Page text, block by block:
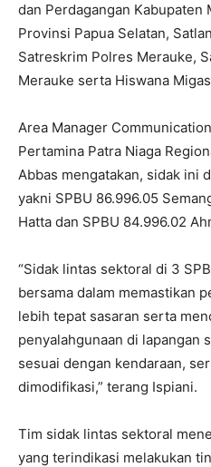
dan Perdagangan Kabupaten
Provinsi Papua Selatan,
Satreskrim Polres Merauke,
Merauke serta Hiswana
Area Manager
Pertamina Patra Niaga
Abbas mengatakan, sidak ini
yakni SPBU 86.996.05
Hatta dan SPBU 84.996.02
“Sidak lintas sektoral di 3
bersama dalam memastikan
lebih tepat sasaran serta
penyalahgunaan di lapangan
sesuai dengan kendaraan,
dimodifikasi,” terang Ispiani.
Tim sidak lintas sektoral
yang terindikasi melakukan